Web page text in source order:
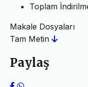
Toplam
Makale Dosyaları
Tam Metin
Paylaş